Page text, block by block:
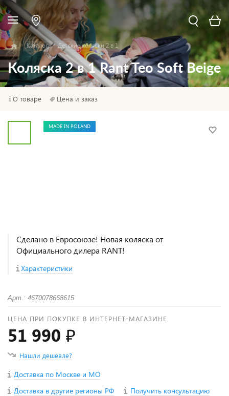
Каталог Детские коляски 2 в 1
Коляска 2 в 1 Rant Teo Soft Beige
О товаре Цена и заказ
MADE IN POLAND
Сделано в Евросоюзе! Новая коляска от
Официального дилера RANT!
Характеристики
Арт.: 4670078668615
ЦЕНА ПРИ ПОКУПКЕ В ИНТЕРНЕТ-МАГАЗИНЕ
51 990 ₽
Нашли дешевле?
Доставка по Москве и МО
Доставка в другие регионы РФ
Получить консультацию